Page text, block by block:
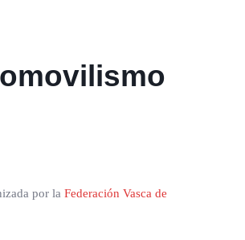
por la Federación Vasca de